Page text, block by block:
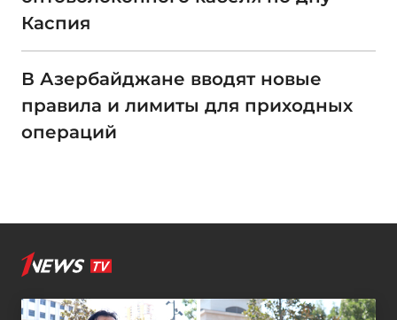
Каспия
В Азербайджане вводят новые
правила и лимиты для приходных
операций